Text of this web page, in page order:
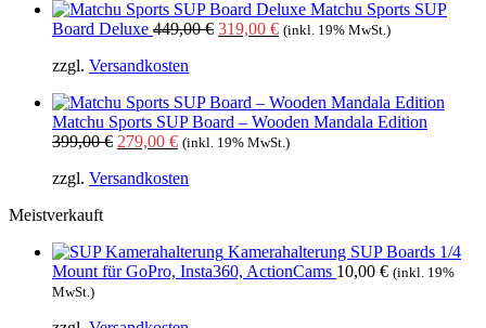
Matchu Sports SUP
Board Deluxe 449,00€ Ursprünglicher
319,00 €Aktueller
(inkl. 19% MwSt.)
zzgl. Versandkosten
Matchu Sports SUP Board – Wooden Mandala Edition
399,00€ Ursprünglicher
war:
279,00 €Aktueller
ist:
(inkl. 19% MwSt.)
zzgl. Versandkosten
Meistverkauft
Kamerahalterung SUP Boards 1/4
Mount für GoPro, Insta360, ActionCams 10,00 € (inkl. 19%
MwSt.)